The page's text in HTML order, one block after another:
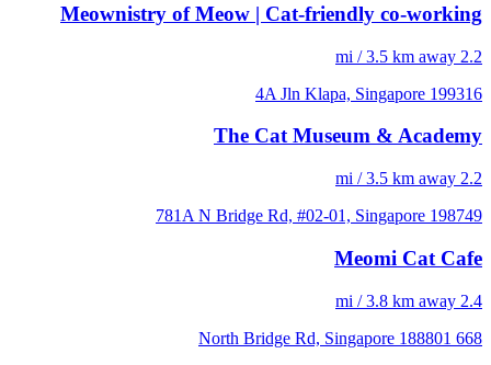
Meownistry of Meow | Cat-friendly co-working
2.2 mi / 3.5 km away
4A Jln Klapa, Singapore 199316
The Cat Museum & Academy
2.2 mi / 3.5 km away
781A N Bridge Rd, #02-01, Singapore 198749
Meomi Cat Cafe
2.4 mi / 3.8 km away
668 North Bridge Rd, Singapore 188801